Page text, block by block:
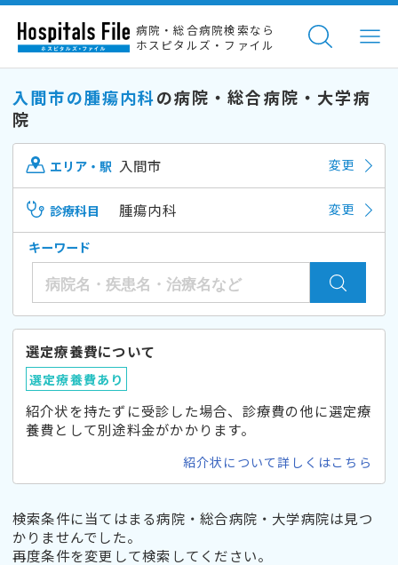
病院・総合病院検索なら
ホスピタルズ・ファイル
入間市の腫瘍内科の病院・総合病院・大学病
院
エリア・駅 入間市 変更
診療科目 腫瘍内科 変更
キーワード
選定療養費について
選定療養費あり
紹介状を持たずに受診した場合、診療費の他に選定療
養費として別途料金がかかります。
紹介状について詳しくはこちら
検索条件に当てはまる病院・総合病院・大学病院は見つ
かりませんでした。
再度条件を変更して検索してください。